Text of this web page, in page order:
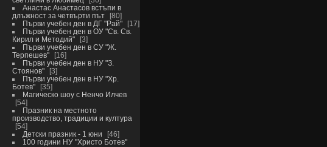
Анастас Анастасов встъпи в
длъжност за четвърти път
80
Първи учебен ден в ДГ "Рай"
17
Първи учебен ден в ОУ "Св. Св.
Кирил и Методий"
3
Първи учебен ден в СУ "Ж.
Терпешев"
16
Първи учебен ден в НУ "З.
Стоянов"
3
Първи учебен ден в НУ "Хр.
Ботев"
35
Магическо шоу с Ненчо Илчев
54
Празник на местното
производство, традиции и култура
54
Детски празник - 1 юни
46
100 години НУ "Христо Ботев"